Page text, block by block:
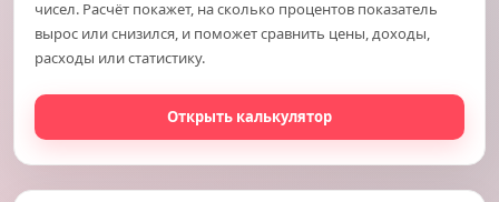
чисел. Расчёт покажет, на сколько процентов показатель
вырос или снизился, и поможет сравнить цены, доходы,
расходы или статистику.
Открыть калькулятор